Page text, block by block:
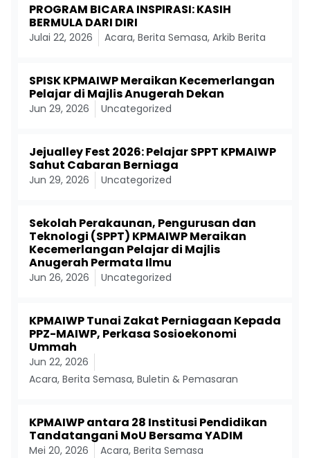
PROGRAM BICARA INSPIRASI: KASIH
BERMULA DARI DIRI
Julai 22, 2026 Acara, Berita Semasa, Arkib Berita
SPISK KPMAIWP Meraikan Kecemerlangan
Pelajar di Majlis Anugerah Dekan
Jun 29, 2026 Uncategorized
Jejualley Fest 2026: Pelajar SPPT KPMAIWP
Sahut Cabaran Berniaga
Jun 29, 2026 Uncategorized
Sekolah Perakaunan, Pengurusan dan
Teknologi (SPPT) KPMAIWP Meraikan
Kecemerlangan Pelajar di Majlis
Anugerah Permata Ilmu
Jun 26, 2026 Uncategorized
KPMAIWP Tunai Zakat Perniagaan Kepada
PPZ-MAIWP, Perkasa Sosioekonomi
Ummah
Jun 22, 2026
Acara, Berita Semasa, Buletin & Pemasaran
KPMAIWP antara 28 Institusi Pendidikan
Tandatangani MoU Bersama YADIM
Mei 20, 2026 Acara, Berita Semasa